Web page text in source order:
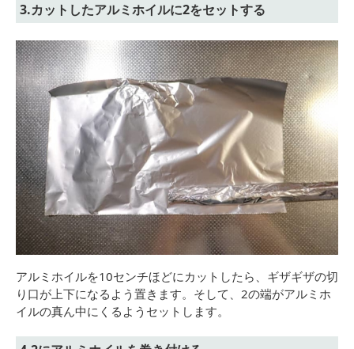
3.カットしたアルミホイルに2をセットする
アルミホイルを10センチほどにカットしたら、ギザギザの切
り口が上下になるよう置きます。そして、2の端がアルミホ
イルの真ん中にくるようセットします。